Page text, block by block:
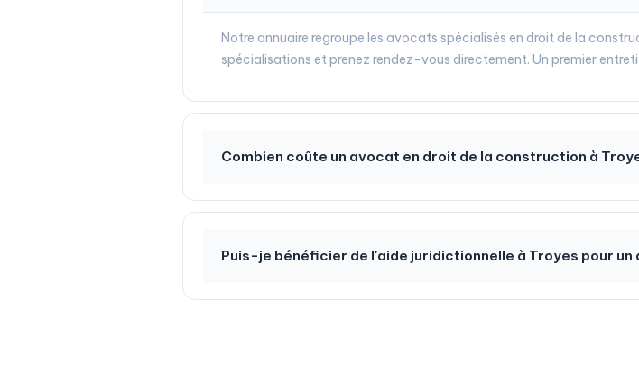
Notre annuaire regroupe les avocats spécialisés en droit de la
spécialisations et prenez rendez-vous directement. Un premier
Combien coûte un avocat en droit de la construction à
Puis-je bénéficier de l'aide juridictionnelle à Troyes pour